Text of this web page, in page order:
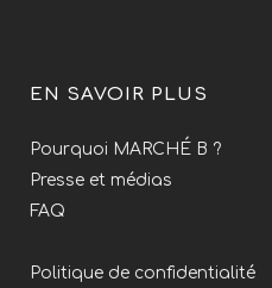
EN SAVOIR PLUS
Pourquoi MARCHÉ B ?
Presse et médias
FAQ
Politique de confidentialité